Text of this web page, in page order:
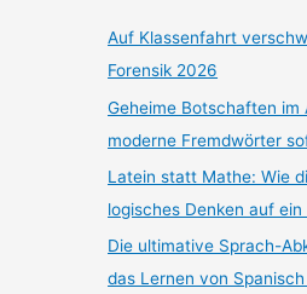
Auf Klassenfahrt
Forensik 2026
Geheime Botschaften im
moderne Fremdwörter
Latein statt Mathe: Wie
logisches Denken auf
Die ultimative Sprach-
das Lernen von